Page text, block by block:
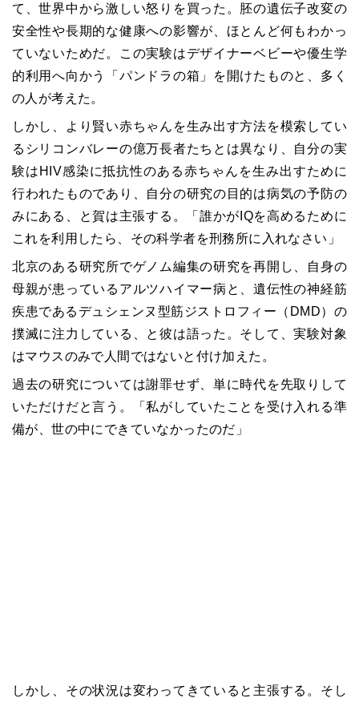
て、世界中から激しい怒りを買った。胚の遺伝子改変の
安全性や長期的な健康への影響が、ほとんど何もわかっ
ていないためだ。この実験はデザイナーベビーや優生学
的利用へ向かう「パンドラの箱」を開けたものと、多く
の人が考えた。
しかし、より賢い赤ちゃんを生み出す方法を模索してい
るシリコンバレーの億万長者たちとは異なり、自分の実
験はHIV感染に抵抗性のある赤ちゃんを生み出すために
行われたものであり、自分の研究の目的は病気の予防の
みにある、と賀は主張する。「誰かがIQを高めるために
これを利用したら、その科学者を刑務所に入れなさい」
北京のある研究所でゲノム編集の研究を再開し、自身の
母親が患っているアルツハイマー病と、遺伝性の神経筋
疾患であるデュシェンヌ型筋ジストロフィー（DMD）の
撲滅に注力している、と彼は語った。そして、実験対象
はマウスのみで人間ではないと付け加えた。
過去の研究については謝罪せず、単に時代を先取りして
いただけだと言う。「私がしていたことを受け入れる準
備が、世の中にできていなかったのだ」
しかし、その状況は変わってきていると主張する。そし